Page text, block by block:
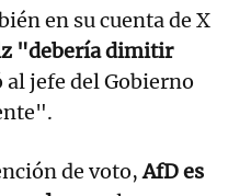
en su cuenta de X
"debería dimitir
al jefe del Gobierno
de voto,AfD es